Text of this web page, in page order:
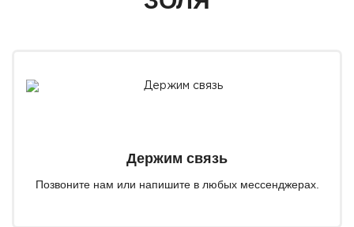
Держим связь
Позвоните нам или напишите в любых мессенджерах.